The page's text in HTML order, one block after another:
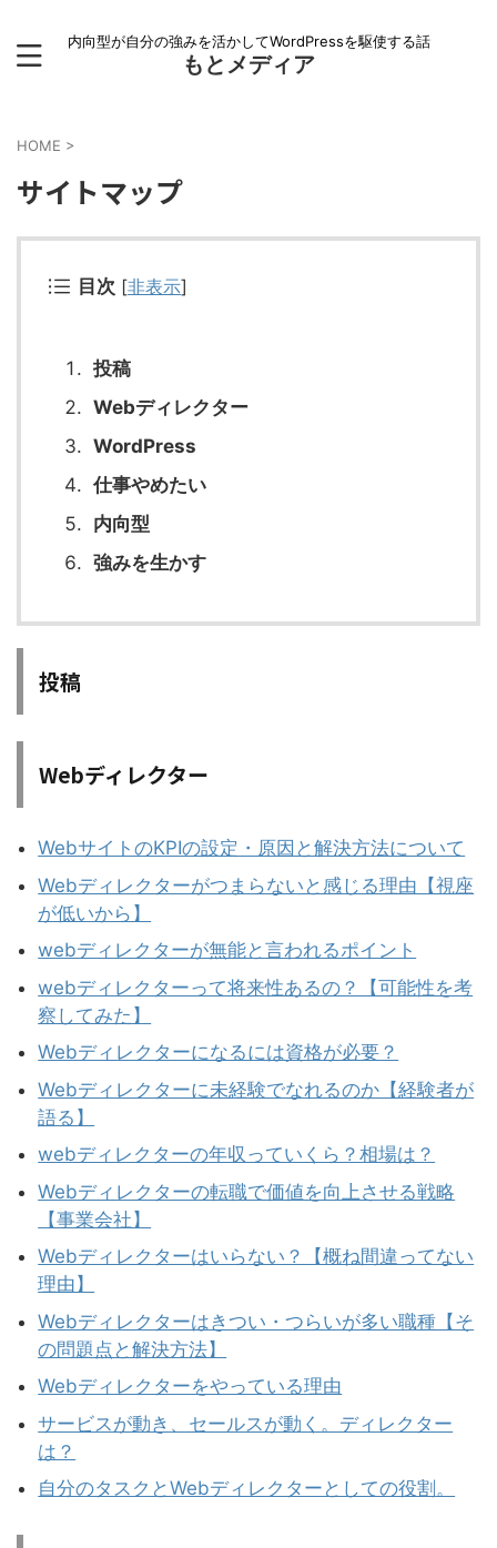
内向型が自分の強みを活かしてWordPressを駆使する話
もとメディア
HOME >
サイトマップ
目次 [非表示]
投稿
Webディレクター
WordPress
仕事やめたい
内向型
強みを生かす
投稿
Webディレクター
WebサイトのKPIの設定・原因と解決方法について
Webディレクターがつまらないと感じる理由【視座
が低いから】
webディレクターが無能と言われるポイント
webディレクターって将来性あるの？【可能性を考
察してみた】
Webディレクターになるには資格が必要？
Webディレクターに未経験でなれるのか【経験者が
語る】
webディレクターの年収っていくら？相場は？
Webディレクターの転職で価値を向上させる戦略
【事業会社】
Webディレクターはいらない？【概ね間違ってない
理由】
Webディレクターはきつい・つらいが多い職種【そ
の問題点と解決方法】
Webディレクターをやっている理由
サービスが動き、セールスが動く。ディレクター
は？
自分のタスクとWebディレクターとしての役割。